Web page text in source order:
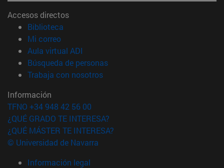
Accesos directos
Biblioteca
Mi correo(abre en nueva ventana)
Aula virtual ADI
Búsqueda de personas(abre en nueva ventana)
Trabaja con nosotros(abre en nueva ventana)
Información
TFNO +34 948 42 56 00
¿QUÉ GRADO TE INTERESA?
¿QUÉ MÁSTER TE INTERESA?
© Universidad de Navarra
Información legal